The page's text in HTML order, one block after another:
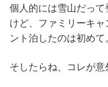
個人的には雪山だっ
けど、ファミリーキ
ント泊したのは初めて。
そしたらね、コレが意